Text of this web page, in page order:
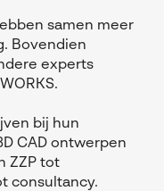
samen meer
Bovendien
experts
bij hun
CAD ontwerpen
ZZP tot
consultancy.